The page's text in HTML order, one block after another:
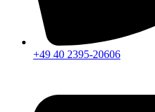
+49 40 2395-20606